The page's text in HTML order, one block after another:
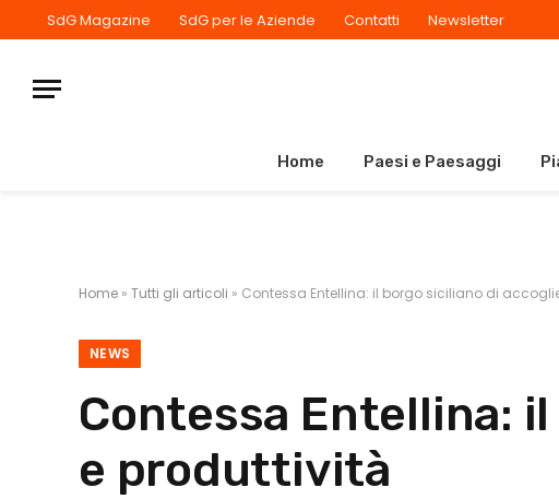
SdG Magazine SdG per le Aziende Contatti Newsletter
Home Paesi e Paesaggi
Home » Tutti gli articoli » Contessa Entellina: il borgo siciliano di
NEWS
Contessa Entellina:
e produttività